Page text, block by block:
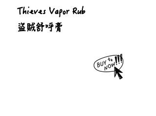
Thieves Vapor Rub
盜賊舒呼膏